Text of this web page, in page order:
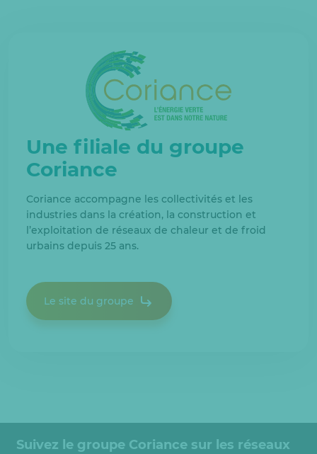
Une filiale du groupe
Coriance
Coriance accompagne les collectivités et les
industries dans la création, la construction et
l’exploitation de réseaux de chaleur et de froid
urbains depuis 25 ans.
Le site du groupe
Suivez le groupe Coriance sur les réseaux